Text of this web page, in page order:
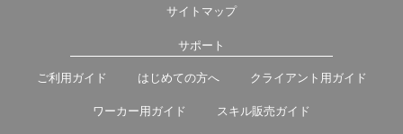
サイトマップ
サポート
ご利用ガイド はじめての方へ クライアント用ガイド
ワーカー用ガイド スキル販売ガイド